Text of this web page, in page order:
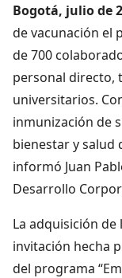
Bogotá, julio de
de vacunación el
de 700
personal directo,
universitarios.
inmunización de
bienestar y salud
informó Juan
Desarrollo
La adquisición de
invitación hecha
del programa